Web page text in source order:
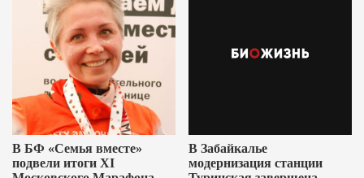
В БФ «Семья вместе»
подвели итоги XI
В Забайкалье
модернизация станции